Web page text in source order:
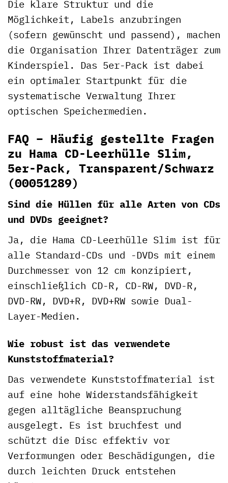
Die klare Struktur und die
Möglichkeit, Labels anzubringen
(sofern gewünscht und passend), machen
die Organisation Ihrer Datenträger zum
Kinderspiel. Das 5er-Pack ist dabei
ein optimaler Startpunkt für die
systematische Verwaltung Ihrer
optischen Speichermedien.
FAQ – Häufig gestellte Fragen
zu Hama CD-Leerhülle Slim,
5er-Pack, Transparent/Schwarz
(00051289)
Sind die Hüllen für alle Arten von CDs
und DVDs geeignet?
Ja, die Hama CD-Leerhülle Slim ist für
alle Standard-CDs und -DVDs mit einem
Durchmesser von 12 cm konzipiert,
einschließlich CD-R, CD-RW, DVD-R,
DVD-RW, DVD+R, DVD+RW sowie Dual-
Layer-Medien.
Wie robust ist das verwendete
Kunststoffmaterial?
Das verwendete Kunststoffmaterial ist
auf eine hohe Widerstandsfähigkeit
gegen alltägliche Beanspruchung
ausgelegt. Es ist bruchfest und
schützt die Disc effektiv vor
Verformungen oder Beschädigungen, die
durch leichten Druck entstehen